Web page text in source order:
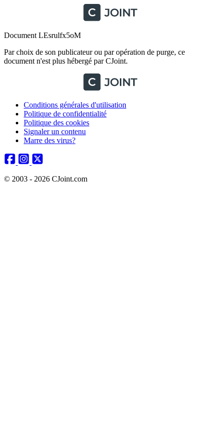
Document LEsrulfx5oM
Par choix de son publicateur ou par opération de purge, ce
document n'est plus hébergé par CJoint.
Conditions générales d'utilisation
Politique de confidentialité
Politique des cookies
Signaler un contenu
Marre des virus?
© 2003 - 2026 CJoint.com